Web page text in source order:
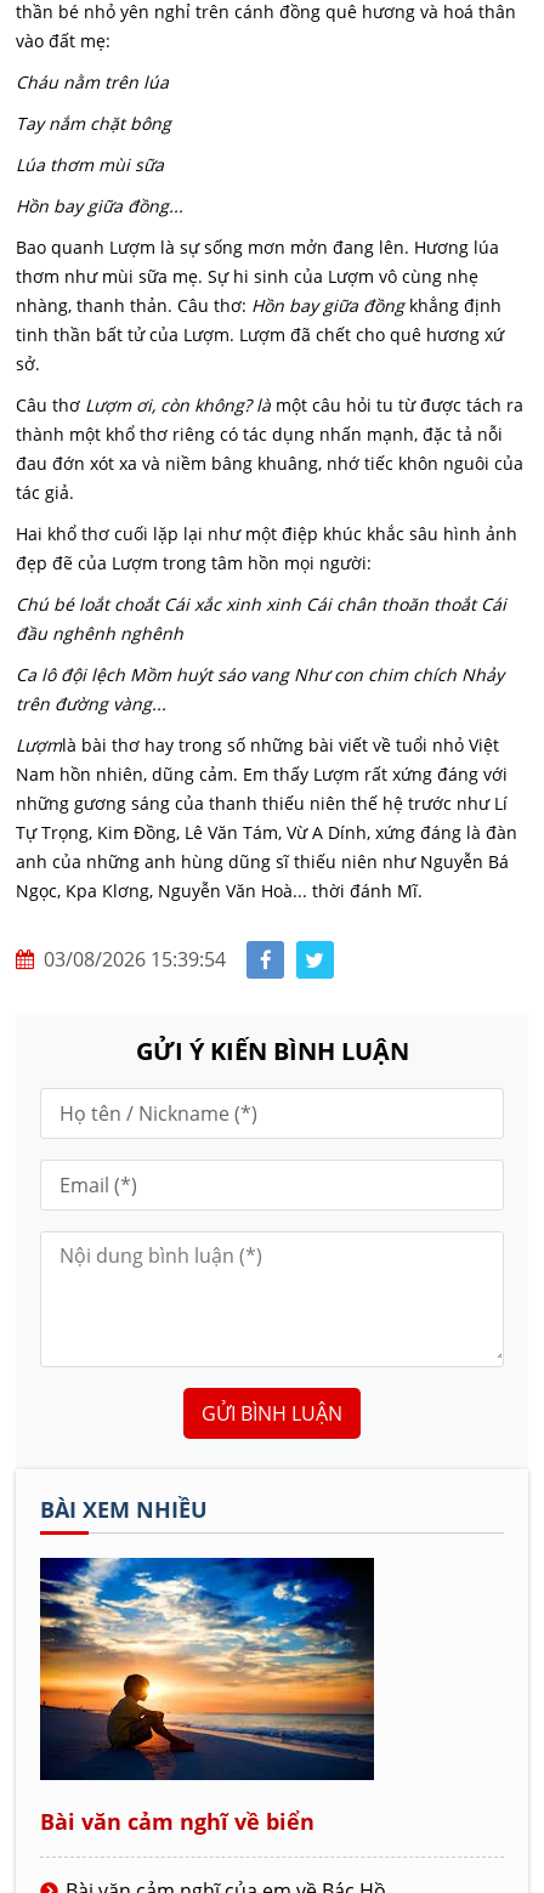
thần bé nhỏ yên nghỉ trên cánh đồng quê hương và hoá thân
vào đất mẹ:
Cháu nằm trên lúa
Tay nắm chặt bông
Lúa thơm mùi sữa
Hồn bay giữa đồng...
Bao quanh Lượm là sự sống mơn mởn đang lên. Hương lúa
thơm như mùi sữa mẹ. Sự hi sinh của Lượm vô cùng nhẹ
nhàng, thanh thản. Câu thơ: Hồn bay giữa đồngkhẳng định
tinh thần bất tử của Lượm. Lượm đã chết cho quê hương xứ
sở.
Câu thơ Lượm ơi, còn không? là một câu hỏi tu từ được tách ra
thành một khổ thơ riêng có tác dụng nhấn mạnh, đặc tả nỗi
đau đớn xót xa và niềm bâng khuâng, nhớ tiếc khôn nguôi của
tác giả.
Hai khổ thơ cuối lặp lại như một điệp khúc khắc sâu hình ảnh
đẹp đẽ của Lượm trong tâm hồn mọi người:
Chú bé loắt choắt Cái xắc xinh xinh Cái chân thoăn thoắt Cái
đầu nghênh nghênh
Ca lô đội lệch Mồm huýt sáo vang Như con chim chích Nhảy
trên đường vàng...
Lượmlà bài thơ hay trong số những bài viết về tuổi nhỏ Việt
Nam hồn nhiên, dũng cảm. Em thấy Lượm rất xứng đáng với
những gương sáng của thanh thiếu niên thế hệ trước như Lí
Tự Trọng, Kim Đồng, Lê Văn Tám, Vừ A Dính, xứng đáng là đàn
anh của những anh hùng dũng sĩ thiếu niên như Nguyễn Bá
Ngọc, Kpa Klơng, Nguyễn Văn Hoà... thời đánh Mĩ.
03/08/2026 15:39:54
GỬI Ý KIẾN BÌNH LUẬN
GỬI BÌNH LUẬN
BÀI XEM NHIỀU
Bài văn cảm nghĩ về biển